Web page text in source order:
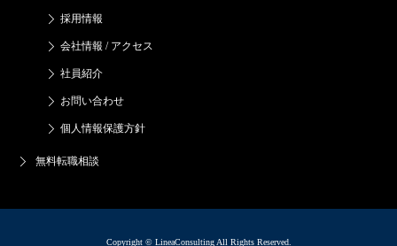
採用情報
会社情報 / アクセス
社員紹介
お問い合わせ
個人情報保護方針
無料転職相談
Copyright © LineaConsulting All Rights Reserved.